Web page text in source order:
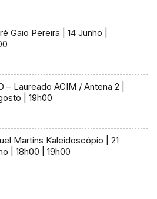
Gaio Pereira | 14 Junho |
– Laureado ACIM / Antena 2 |
| 19h00
Martins Kaleidoscópio | 21
| 18h00 | 19h00